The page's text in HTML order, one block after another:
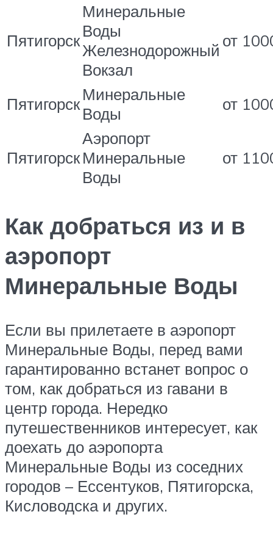
Пятигорск
Минеральные
Воды
Железнодорожный
Вокзал
от
ПятигорскМинеральные
Воды
от
Пятигорск
Аэропорт
Минеральные
Воды
от
Как добраться из и в
аэропорт
Минеральные Воды
Если вы прилетаете в аэропорт
Минеральные Воды, перед вами
гарантированно встанет вопрос о
том, как добраться из гавани в
центр города. Нередко
путешественников интересует, как
доехать до аэропорта
Минеральные Воды из соседних
городов – Ессентуков, Пятигорска,
Кисловодска и других.